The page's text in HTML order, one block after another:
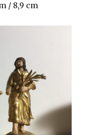
/ 8,9 cm